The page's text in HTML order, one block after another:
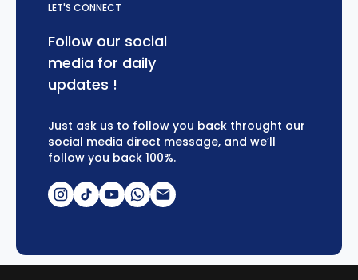
LET'S CONNECT
Follow our social
media for daily
updates !
Just ask us to follow you back throught our
social media direct message, and we’ll
follow you back 100%.